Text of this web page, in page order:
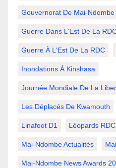
Gouvernorat De Mai-Ndombe
Guerre Dans L'Est De La
Guerre À L'Est De La RDC
Inondations À Kinshasa
Journée Mondiale De La
Les Déplacés De Kwamouth
Linafoot D1 Léopards RDC
Mai-Ndombe Actualités
Mai-Ndombe News Awards